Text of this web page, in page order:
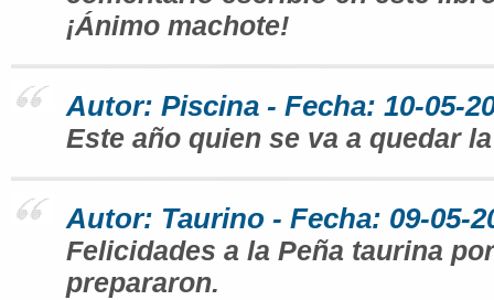
¡Ánimo machote!
Autor: Piscina - Fecha: 10-05-
Este año quien se va a quedar
Autor: Taurino - Fecha: 09-05-
Felicidades a la Peña taurina
prepararon.